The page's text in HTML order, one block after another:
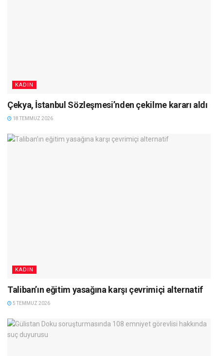
KADIN
Çekya, İstanbul Sözleşmesi’nden çekilme kararı aldı
18 TEMMUZ 2026
KADIN
Taliban’ın eğitim yasağına karşı çevrimiçi alternatif
5 TEMMUZ 2026